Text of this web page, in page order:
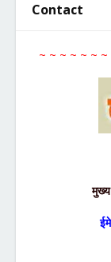
Contact
~ ~ ~ ~ ~ ~